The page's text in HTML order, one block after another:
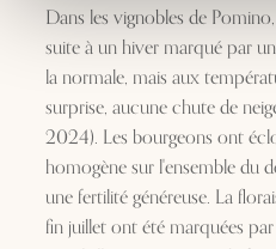
Dans les vignobles de
suite à un hiver marqué par
la normale, mais aux
surprise, aucune chute de
2024). Les bourgeons ont
homogène sur l'ensemble du
une fertilité généreuse. La
fin juillet ont été marquées